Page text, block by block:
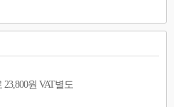
23,800원 VAT별도